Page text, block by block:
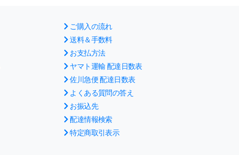
ご購入の流れ
送料＆手数料
お支払方法
ヤマト運輸 配達日数表
佐川急便 配達日数表
よくある質問の答え
お振込先
配達情報検索
特定商取引表示